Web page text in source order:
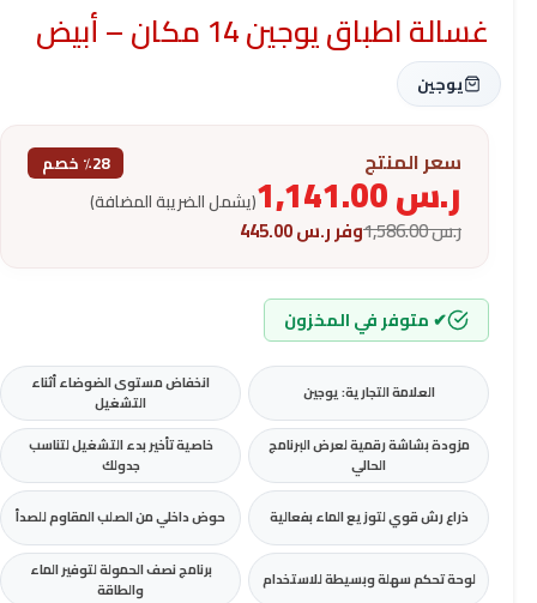
غسالة اطباق يوجين 14 مكان – أبيض
يوجين
سعر المنتج ٪28 خصم
ر.س (يشمل الضريبة المضافة)
ر.س1,586.00 وفرر.س
✔ متوفر في المخزون
العلامة التجارية: يوجين
انخفاض مستوى الضوضاء أثناء
التشغيل
مزودة بشاشة رقمية لعرض البرنامج
الحالي
خاصية تأخير بدء التشغيل لتناسب
جدولك
ذراع رش قوي لتوزيع الماء بفعالية حوض داخلي من الصلب المقاوم للصدأ
لوحة تحكم سهلة وبسيطة للاستخدام
برنامج نصف الحمولة لتوفير الماء
والطاقة